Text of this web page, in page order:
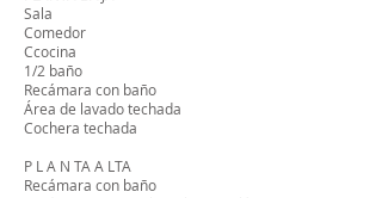
Sala
Comedor
Ccocina
1/2 baño
Recámara con baño
Área de lavado techada
Cochera techada
P L A N TA A LTA
Recámara con baño